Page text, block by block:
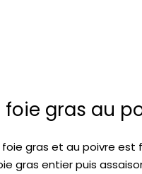
gras au
gras et au poivre est
gras entier puis